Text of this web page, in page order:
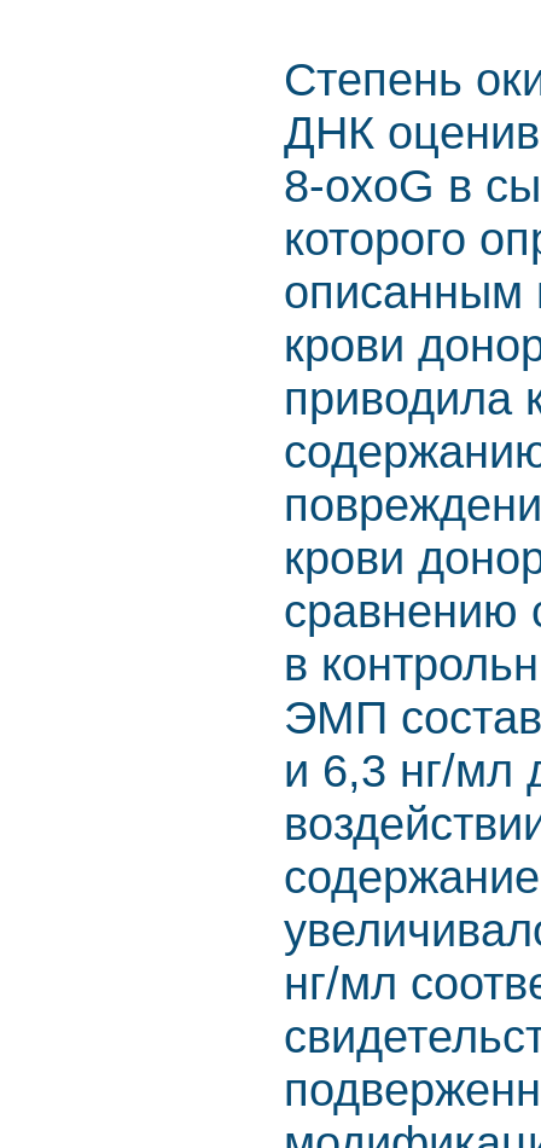
Степень
ДНК
8-oxoG в
которого
описанным
крови
приводила
крови
сравнению
в
ЭМП
и 6,3 нг/мл
нг/мл